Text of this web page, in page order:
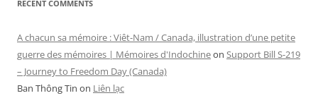
RECENT COMMENTS
A chacun sa mémoire : Viêt-Nam / Canada, illustration d’une petite
guerre des mémoires | Mémoires d'Indochineon Support Bill S-219
– Journey to Freedom Day (Canada)
Ban Thông Tin on Liên lạc